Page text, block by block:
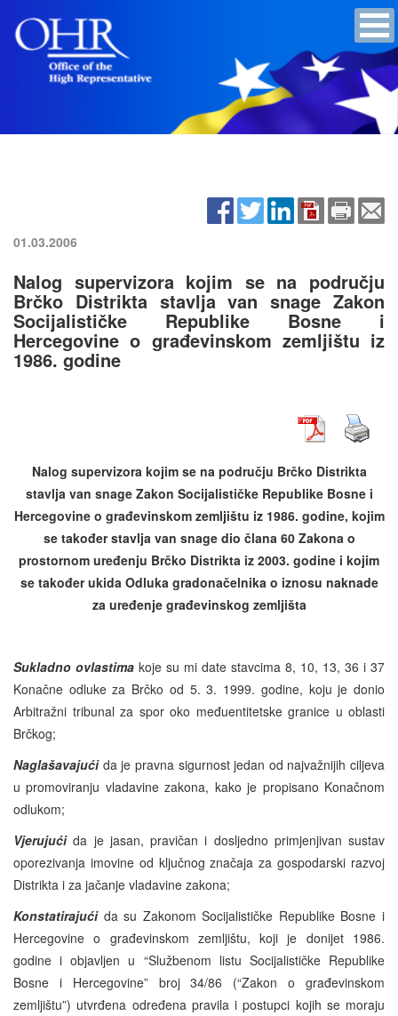
01.03.2006
Nalog supervizora kojim se na području
Brčko Distrikta stavlja van snage Zakon
Socijalističke Republike Bosne i
Hercegovine o građevinskom zemljištu iz
1986. godine
Nalog supervizora kojim se na području Brčko Distrikta
stavlja van snage Zakon Socijalističke Republike Bosne i
Hercegovine o građevinskom zemljištu iz 1986. godine, kojim
se također stavlja van snage dio člana 60 Zakona o
prostornom uređenju Brčko Distrikta iz 2003. godine i kojim
se također ukida Odluka gradonačelnika o iznosu naknade
za uređenje građevinskog zemljišta
Sukladno ovlastima koje su mi date stavcima 8, 10, 13, 36 i 37
Konačne odluke za Brčko od 5. 3. 1999. godine, koju je donio
Arbitražni tribunal za spor oko međuentitetske granice u oblasti
Brčkog;
Naglašavajući da je pravna sigurnost jedan od najvažnijih ciljeva
u promoviranju vladavine zakona, kako je propisano Konačnom
odlukom;
Vjerujućida je jasan, pravičan i dosljedno primjenjivan sustav
oporezivanja imovine od ključnog značaja za gospodarski razvoj
Distrikta i za jačanje vladavine zakona;
Konstatirajući da su Zakonom Socijalističke Republike Bosne i
Hercegovine o građevinskom zemljištu, koji je donijet 1986.
godine i objavljen u “Službenom listu Socijalističke Republike
Bosne i Hercegovine” broj 34/86 (“Zakon o građevinskom
zemljištu”) utvrđena određena pravila i postupci kojih se moraju